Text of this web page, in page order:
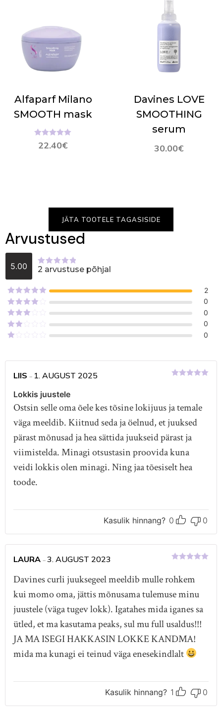
Alfaparf Milano
SMOOTH mask
22.40€
Hinnanguga
5.00/ 5
Davines LOVE
SMOOTHING
serum
30.00€
JÄTA TOOTELE TAGASISIDE
Arvustused
5.00
Hinnanguga
2 arvustuse põhjal
Hinnanguga
5
/ 5
2
Hinnanguga
/ 5
0
Hinnanguga
3
0
Hinnanguga
0
/
0
LIIS – 1. AUGUST 2025
Lokkis juustele
Ostsin selle oma õele kes tõsine lokijuus ja temale
väga meeldib. Kiitnud seda ja öelnud, et juuksed
pärast mõnusad ja hea sättida juukseid pärast ja
viimistelda. Minagi otsustasin proovida kuna
veidi lokkis olen minagi. Ning jaa tõesiselt hea
toode.
Kasulik hinnang? 0 0
LAURA –3. AUGUST 2023
Davines curli juuksegeel meeldib mulle rohkem
kui momo oma, jättis mõnusama tulemuse minu
juustele (väga tugev lokk). Igatahes mida iganes sa
ütled, et ma kasutama peaks, sul mu full usaldus!!!
JA MA ISEGI HAKKASIN LOKKE KANDMA!
mida ma kunagi ei teinud väga enesekindlalt
Kasulik hinnang? 1 0